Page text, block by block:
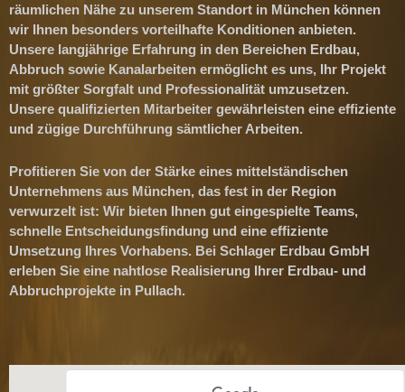
räumlichen Nähe zu unserem Standort in München können
wir Ihnen besonders vorteilhafte Konditionen anbieten.
Unsere langjährige Erfahrung in den Bereichen Erdbau,
Abbruch sowie Kanalarbeiten ermöglicht es uns, Ihr Projekt
mit größter Sorgfalt und Professionalität umzusetzen.
Unsere qualifizierten Mitarbeiter gewährleisten eine effiziente
und zügige Durchführung sämtlicher Arbeiten.
Profitieren Sie von der Stärke eines mittelständischen
Unternehmens aus München, das fest in der Region
verwurzelt ist: Wir bieten Ihnen gut eingespielte Teams,
schnelle Entscheidungsfindung und eine effiziente
Umsetzung Ihres Vorhabens. Bei Schlager Erdbau GmbH
erleben Sie eine nahtlose Realisierung Ihrer Erdbau- und
Abbruchprojekte in Pullach.